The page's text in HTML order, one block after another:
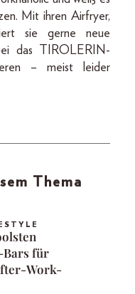
Mit ihren Airfryer,
sie gerne neue
das TIROLERIN-
– meist leider
Thema
für
Work-